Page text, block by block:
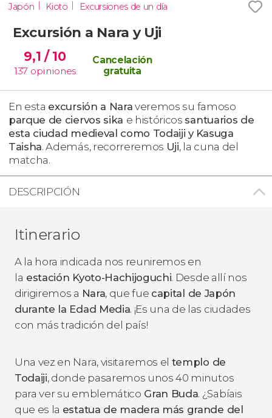
Japón Kioto Excursiones de un día
Excursión a Nara y Uji
9,1/ 10
137 opiniones
Cancelación
gratuita
En esta excursión a Nara veremos su famoso
parque de ciervos sika e históricos santuarios de
esta ciudad medieval como Todaiji y Kasuga
Taisha. Además, recorreremos Uji, la cuna del
matcha.
DESCRIPCIÓN
Itinerario
A la hora indicada nos reuniremos en
la estación Kyoto-Hachijoguchi. Desde allí nos
dirigiremos a Nara, que fue capital de Japón
durante la Edad Media. ¡Es una de las ciudades
con más tradición del país!
Una vez en Nara, visitaremos el templo de
Todaiji, donde pasaremos unos 40 minutos
para ver su emblemático Gran Buda. ¿Sabíais
que es la estatua de madera más grande del